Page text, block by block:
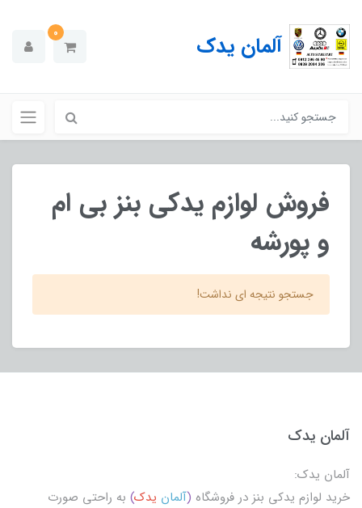
آلمان یدک 0
فروش لوازم یدکی بنز بی ام
و پورشه
جستجو نتیجه ای نداشت!
آلمان یدک
آلمان یدک:
خرید لوازم یدکی بنز در فروشگاه (آلمان یدک) به راحتی صورت